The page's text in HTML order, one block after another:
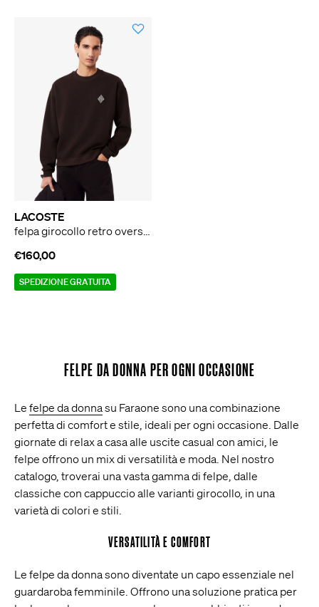
LACOSTE
€160,00
SPEDIZIONE GRATUITA
FELPE DA DONNA PER OGNI OCCASIONE
Le felpe da donnasu Faraone sono una combinazione
perfetta di comfort e stile, ideali per ogni occasione. Dalle
giornate di relax a casa alle uscite casual con amici, le
felpe offrono un mix di versatilità e moda. Nel nostro
catalogo, troverai una vasta gamma di felpe, dalle
classiche con cappuccio alle varianti girocollo, in una
varietà di colori e stili.
VERSATILITÀ E COMFORT
Le felpe da donna sono diventate un capo essenziale nel
guardaroba femminile. Offrono una soluzione pratica per